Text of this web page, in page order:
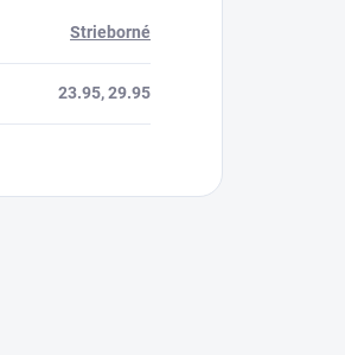
Strieborné
23.95, 29.95